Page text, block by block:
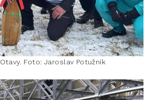
Foto: Jaroslav Potužník